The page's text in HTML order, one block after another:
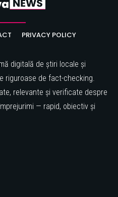
PRIVACY POLICY
digitală de știri locale și
riguroase de fact-checking.
relevante și verificate despre
— rapid, obiectiv și